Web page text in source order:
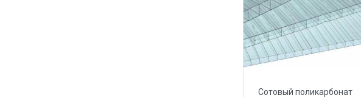
Сотовый поликарбонат